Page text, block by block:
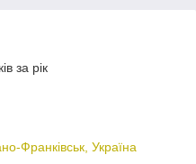
за рік
Франківськ, Україна